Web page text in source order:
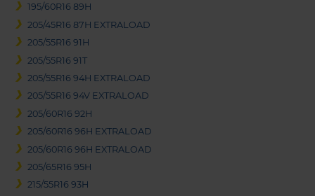
195/60R16 89H
205/45R16 87H EXTRALOAD
205/55R16 91H
205/55R16 91T
205/55R16 94H EXTRALOAD
205/55R16 94V EXTRALOAD
205/60R16 92H
205/60R16 96H EXTRALOAD
205/60R16 96H EXTRALOAD
205/65R16 95H
215/55R16 93H